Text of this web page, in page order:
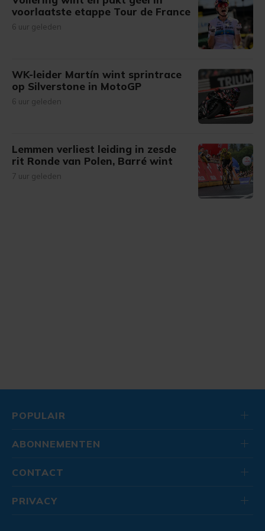
voorlaatste etappe Tour de France
6 uur geleden
WK-leider Martín wint sprintrace
op Silverstone in MotoGP
6 uur geleden
Lemmen verliest leiding in zesde
rit Ronde van Polen, Barré wint
7 uur geleden
POPULAIR
ABONNEMENTEN
CONTACT
PRIVACY